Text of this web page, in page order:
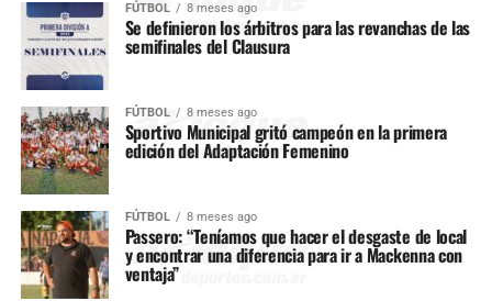
FÚTBOL 8 meses ago
Se definieron los árbitros para las revanchas de las
semifinales del Clausura
FÚTBOL 8 meses ago
Sportivo Municipal gritó campeón en la primera
edición del Adaptación Femenino
FÚTBOL 8 meses ago
Passero: “Teníamos que hacer el desgaste de local
y encontrar una diferencia para ir a Mackenna con
ventaja”